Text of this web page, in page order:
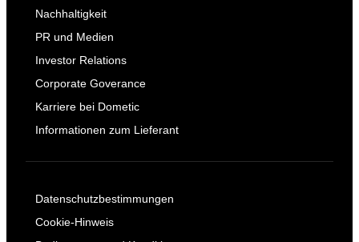
Nachhaltigkeit
PR und Medien
Investor Relations
Corporate Goverance
Karriere bei Dometic
Informationen zum Lieferant
Datenschutzbestimmungen
Cookie-Hinweis